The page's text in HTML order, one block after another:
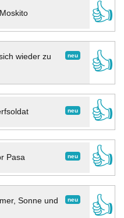
Moskito
👍
neu
wieder zu
👍
neu
👍
neu
Pasa
👍
neu
Sonne und
👍